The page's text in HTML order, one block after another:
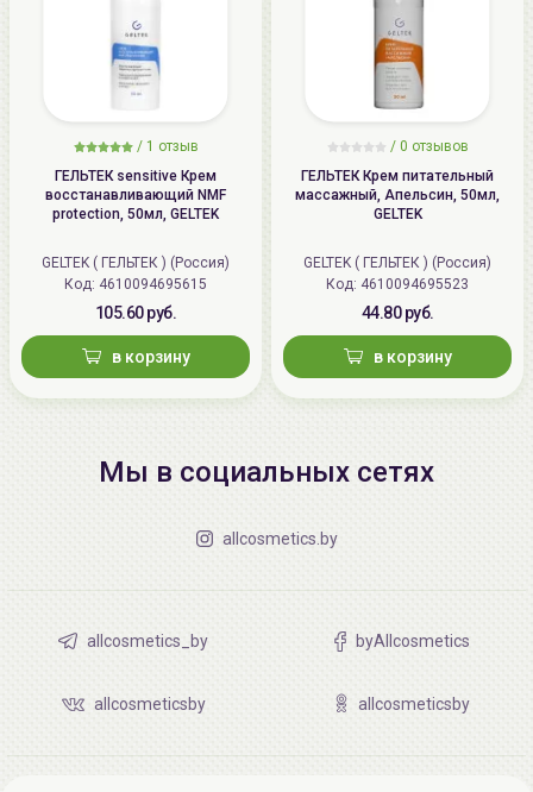
/ 1 отзыв
ГЕЛЬТЕК sensitive Крем
восстанавливающий NMF
protection, 50мл, GELTEK
GELTEK ( ГЕЛЬТЕК ) (Россия)
Код: 4610094695615
105.60 руб.
в корзину
/ 0 отзывов
ГЕЛЬТЕК Крем питательный
массажный, Апельсин, 50мл,
GELTEK
GELTEK ( ГЕЛЬТЕК ) (Россия)
Код: 4610094695523
44.80 руб.
в корзину
Мы в социальных сетях
allcosmetics.by
allcosmetics_by byAllcosmetics
allcosmeticsby allcosmeticsby